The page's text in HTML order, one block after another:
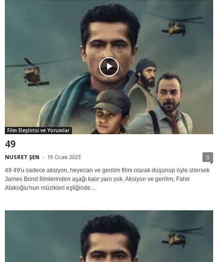
Film Eleştirisi ve Yorumlar
49
NUSRET ŞEN - 19 Ocak 2023 3
49 49'u sadece aksiyon, heyecan ve gerilim filmi olarak düşünüp öyle izlersek
James Bond filmlerinden aşağı kalır yanı yok. Aksiyon ve gerilim, Fahir
Atakoğlu'nun müzikleri eşliğinde...